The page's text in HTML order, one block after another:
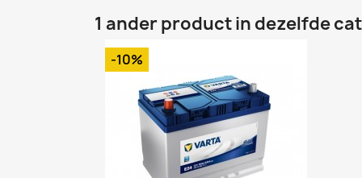
1 ander product in dezelfde
-10%